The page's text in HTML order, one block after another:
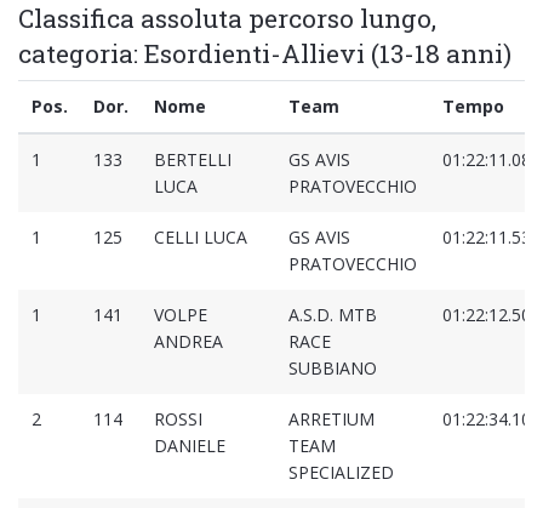
Classifica assoluta percorso lungo,
categoria: Esordienti-Allievi (13-18 anni)
Pos. Dor. Nome Team Tempo
1 133
BERTELLI
LUCA
GS AVIS
PRATOVECCHIO
01:22:11.080
1 125 CELLI LUCA
GS AVIS
PRATOVECCHIO
01:22:11.533
1 141
VOLPE
ANDREA
A.S.D. MTB
RACE
SUBBIANO
01:22:12.500
2 114
ROSSI
DANIELE
ARRETIUM
TEAM
SPECIALIZED
01:22:34.106